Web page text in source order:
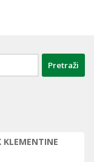
KLEMENTINE